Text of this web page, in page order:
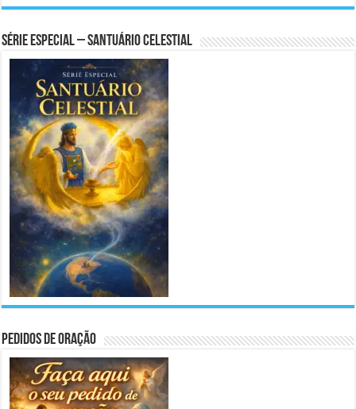
Série Especial – Santuário Celestial
Pedidos de Oração